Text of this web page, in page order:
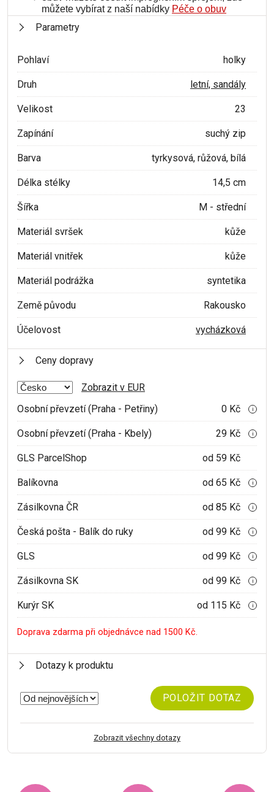
můžete vybírat z naší nabídky Péče o obuv
Parametry
Pohlaví holky
Druh letní, sandály
Velikost 23
Zapínání suchý zip
Barva tyrkysová, růžová, bílá
Délka stélky 14,5 cm
Šířka M - střední
Materiál svršek kůže
Materiál vnitřek kůže
Materiál podrážka syntetika
Země původu Rakousko
Účelovost vycházková
Ceny dopravy
Zobrazit v EUR
Osobní převzetí (Praha - Petřiny)
0 Kč i
Osobní převzetí (Praha - Kbely) 29 Kč i
GLS ParcelShop od 59 Kč
Balíkovna od 65 Kč i
Zásilkovna ČR od 85 Kč i
Česká pošta - Balík do ruky od 99 Kč i
GLS od 99 Kč i
Zásilkovna SK od 99 Kč i
Kurýr SK od 115 Kč i
Doprava zdarma při objednávce nad 1500 Kč.
Dotazy k produktu
POLOŽIT DOTAZ
Zobrazit všechny dotazy